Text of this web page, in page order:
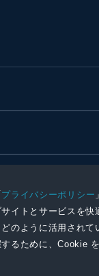
プライバシーポリシー
イトとサービスを快
のように活用されて
るために、Cookie